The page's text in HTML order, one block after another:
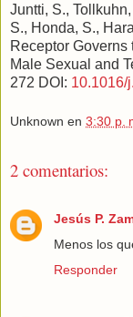
Juntti, S.,
S., Honda, S.,
Receptor
Male Sexual and
272 DOI: 10.1016/
Unknown en 3:30 p.
2 comentarios:
Jesús P.
Menos los
Responder